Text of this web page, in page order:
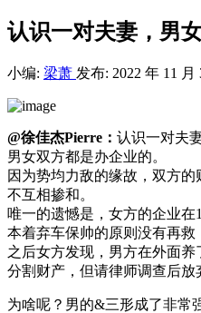
认识一对夫妻，男
小编: 梁萧 发布: 2022 年 11 月
@徐佳杰Pierre： 认识一对夫妻
男女双方都是办企业的。
因为势均力敌的缘故，双方的
不互相掺和。
唯一的遗憾是，女方的企业在
本着弃车保帅的原则没有再救
之后女方发现，男方在外面
分割财产，但请律师调查后放
为啥呢？男的&三形成了非常